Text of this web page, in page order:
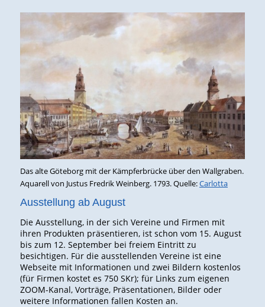
Das alte Göteborg mit der Kämpferbrücke über den Wallgraben.
Aquarell von Justus Fredrik Weinberg. 1793. Quelle:Carlotta
Ausstellung ab August
Die Ausstellung, in der sich Vereine und Firmen mit
ihren Produkten präsentieren, ist schon vom 15. August
bis zum 12. September bei freiem Eintritt zu
besichtigen. Für die ausstellenden Vereine ist eine
Webseite mit Informationen und zwei Bildern kostenlos
(für Firmen kostet es 750 SKr); für Links zum eigenen
ZOOM-Kanal, Vorträge, Präsentationen, Bilder oder
weitere Informationen fallen Kosten an.